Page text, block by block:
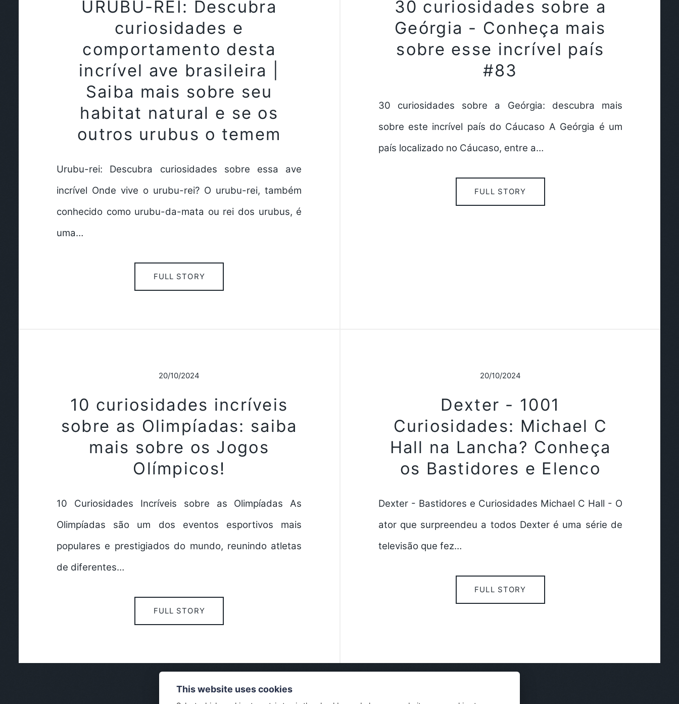
URUBU-REI: Descubra
curiosidades e
comportamento desta
incrível ave brasileira |
Saiba mais sobre seu
habitat natural e se os
outros urubus o temem
Urubu-rei: Descubra curiosidades sobre essa ave
incrível Onde vive o urubu-rei? O urubu-rei, também
conhecido como urubu-da-mata ou rei dos urubus, é
uma…
FULL STORY
30 curiosidades sobre a
Geórgia - Conheça mais
sobre esse incrível país
#83
30 curiosidades sobre a Geórgia: descubra mais
sobre este incrível país do Cáucaso A Geórgia é um
país localizado no Cáucaso, entre a…
FULL STORY
20/10/2024
10 curiosidades incríveis
sobre as Olimpíadas: saiba
mais sobre os Jogos
Olímpicos!
10 Curiosidades Incríveis sobre as Olimpíadas As
Olimpíadas são um dos eventos esportivos mais
populares e prestigiados do mundo, reunindo atletas
de diferentes…
FULL STORY
20/10/2024
Dexter - 1001
Curiosidades: Michael C
Hall na Lancha? Conheça
os Bastidores e Elenco
Dexter - Bastidores e Curiosidades Michael C Hall - O
ator que surpreendeu a todos Dexter é uma série de
televisão que fez…
FULL STORY
This website uses cookies